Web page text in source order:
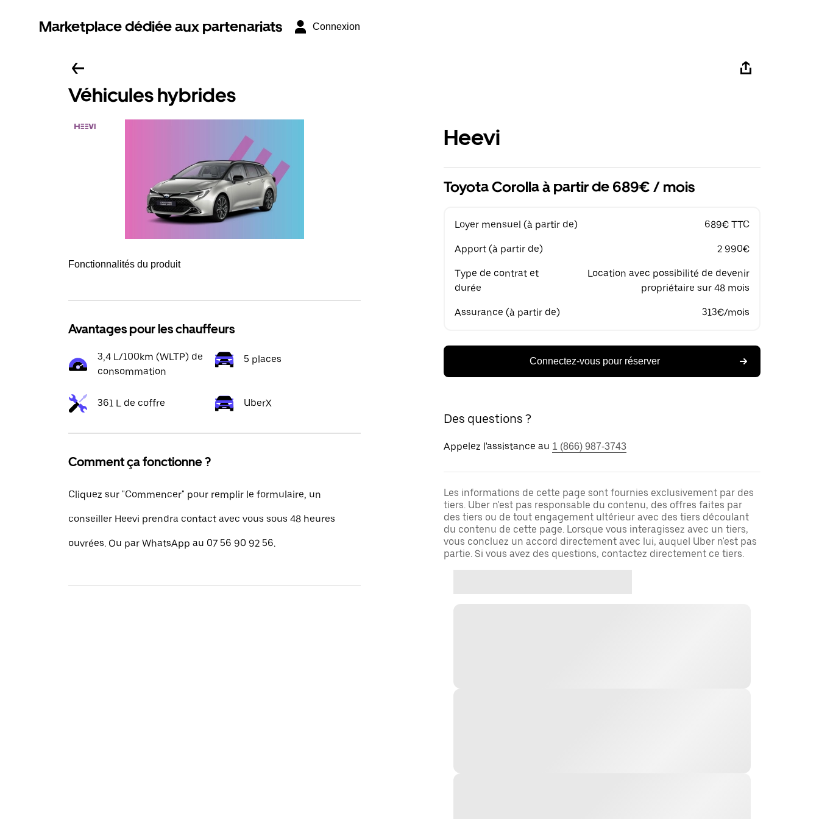
Marketplace dédiée aux partenariats Connexion
Véhicules hybrides
Fonctionnalités du produit
Avantages pour les chauffeurs
3,4 L/100km (WLTP) de
consommation
5 places
361 L de coffre UberX
Comment ça fonctionne ?
Cliquez sur "Commencer" pour remplir le formulaire, un
conseiller Heevi prendra contact avec vous sous 48 heures
ouvrées. Ou par WhatsApp au 07 56 90 92 56.
Heevi
Toyota Corolla à partir de 689€ / mois
Loyer mensuel (à partir de) 689€ TTC
Apport (à partir de) 2 990€
Type de contrat et
durée
Location avec possibilité de devenir
propriétaire sur 48 mois
Assurance (à partir de) 313€/mois
Connectez-vous pour réserver
Des questions ?
Appelez l'assistance au 1 (866) 987-3743
Les informations de cette page sont fournies exclusivement par des
tiers. Uber n'est pas responsable du contenu, des offres faites par
des tiers ou de tout engagement ultérieur avec des tiers découlant
du contenu de cette page. Lorsque vous interagissez avec un tiers,
vous concluez un accord directement avec lui, auquel Uber n'est pas
partie. Si vous avez des questions, contactez directement ce tiers.